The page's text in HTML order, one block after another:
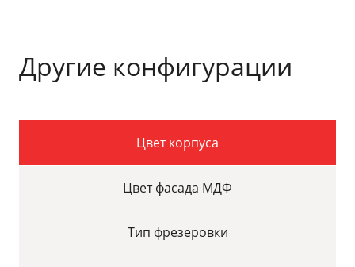
Другие конфигурации
Цвет корпуса
Цвет фасада МДФ
Тип фрезеровки